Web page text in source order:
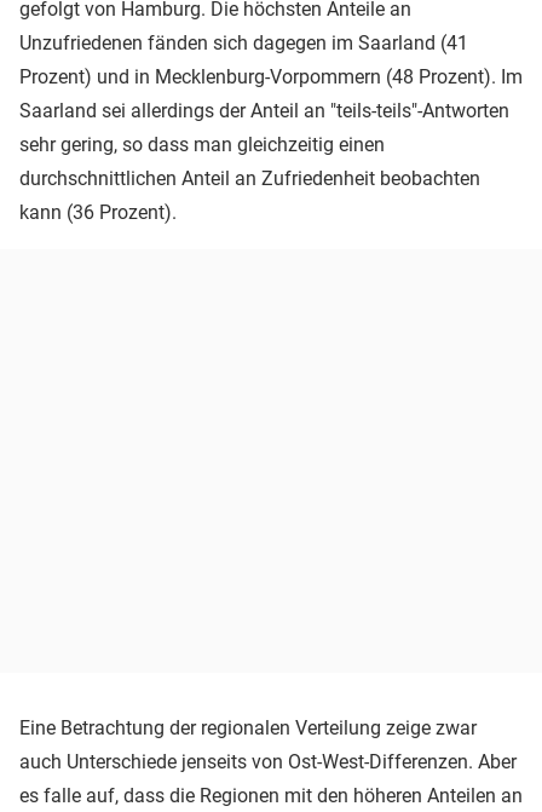
gefolgt von Hamburg. Die höchsten Anteile an
Unzufriedenen fänden sich dagegen im Saarland (41
Prozent) und in Mecklenburg-Vorpommern (48 Prozent). Im
Saarland sei allerdings der Anteil an "teils-teils"-Antworten
sehr gering, so dass man gleichzeitig einen
durchschnittlichen Anteil an Zufriedenheit beobachten
kann (36 Prozent).
Eine Betrachtung der regionalen Verteilung zeige zwar
auch Unterschiede jenseits von Ost-West-Differenzen. Aber
es falle auf, dass die Regionen mit den höheren Anteilen an